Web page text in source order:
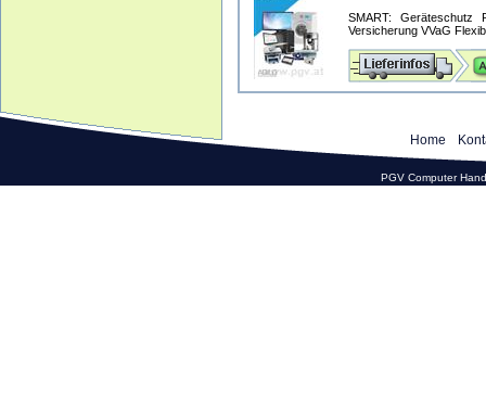
SMART: Geräteschutz
Versicherung VVaG
Home
PGV Computer